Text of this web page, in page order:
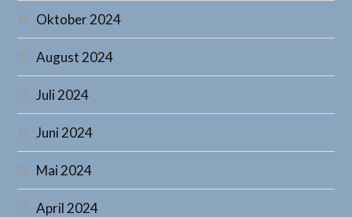
Oktober 2024
August 2024
Juli 2024
Juni 2024
Mai 2024
April 2024